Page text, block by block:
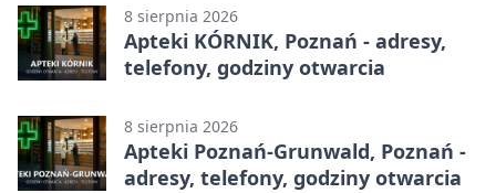
8 sierpnia 2026
Apteki KÓRNIK, Poznań - adresy,
telefony, godziny otwarcia
8 sierpnia 2026
Apteki Poznań-Grunwald, Poznań -
adresy, telefony, godziny otwarcia